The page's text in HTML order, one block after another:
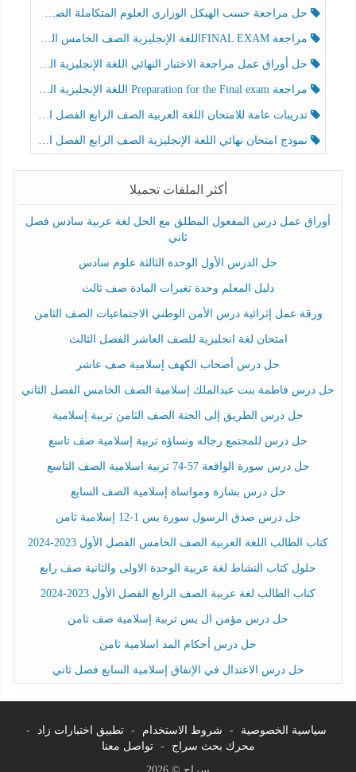
حل مراجعة حسب الهيكل الوزاري العلوم المتكاملة الصف الخامس عام الفصل الثالث
مراجعة FINAL EXAMاللغة الإنجليزية الصف الخامس الفصل الثالث
حل أوراق عمل مراجعة الاختبار النهائي اللغة الإنجليزية الصف الرابع الفصل الثالث
مراجعة Preparation for the Final exam اللغة الإنجليزية الصف الرابع الفصل الثالث
تدريبات عامة للامتحان اللغة العربية الصف الرابع الفصل الثالث
نموذج امتحان نهائي اللغة الإنجليزية الصف الرابع الفصل الثالث
أكثر الملفات تحميلا
أوراق عمل درس المفعول المطلق مع الحل لغة عربية سادس فصل
ثاني
حل الدرس الأول الوحدة الثالثة علوم سادس
دليل المعلم وحدة تغيرات المادة صف ثالث
ورقة عمل إثرائية درس الأمن الوطني الاجتماعيات الصف الثامن
امتحان لغة انجليزية للصف العاشر الفصل الثالث
حل درس أصحاب الكهف إسلامية صف عاشر
حل درس فاطمة بنت عبدالملك إسلامية الصف الخامس الفصل الثاني
حل درس الطريق إلى الجنة الصف الثامن تربية إسلامية
حل درس للمجتمع رجاله ونساؤه تربية إسلامية صف تاسع
حل درس سورة الواقعة 57-74 تربية اسلامية الصف التاسع
حل درس بشارة ومواساة إسلامية الصف السابع
حل درس صدق الرسول سورة يس 1-12 إسلامية ثامن
كتاب الطالب اللغة العربية الصف الخامس الفصل الأول 2023-2024
حلول كتاب النشاط لغة عربية الوحدة الاولى والثانية صف رابع
كتاب الطالب لغة عربية الصف الرابع الفصل الأول 2023-2024
حل درس مؤمن ال يس تربية إسلامية صف ثامن
حل درس أحكام المد اسلامية ثامن
حل درس الاعتدال في الإنفاق إسلامية السابع فصل ثاني
سياسية الخصوصية - شروط الاستخدام - تطبيق اختبارات زاد
-
محرك بحث سراج
-
تواصل معنا